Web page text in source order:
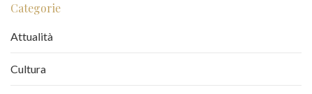
Categorie
Attualità
Cultura